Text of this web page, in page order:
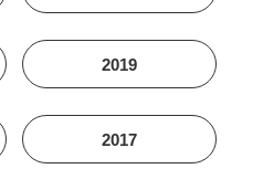
2019
2017